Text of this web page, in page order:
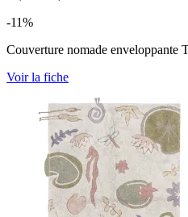
-11%
Couverture nomade enveloppante
Voir la fiche